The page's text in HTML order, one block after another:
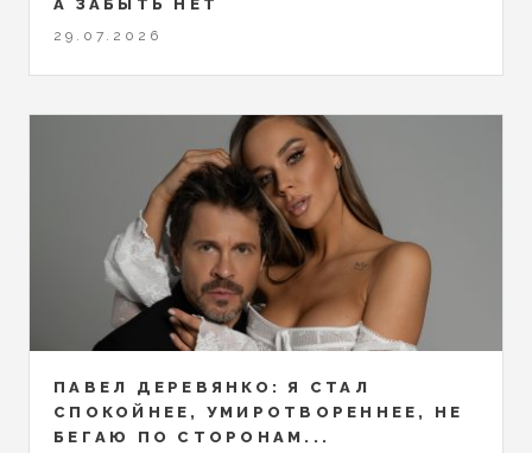
А ЗАБЫТЬ НЕТ
29.07.2026
ПАВЕЛ ДЕРЕВЯНКО: Я СТАЛ
СПОКОЙНЕЕ, УМИРОТВОРЕННЕЕ, НЕ
БЕГАЮ ПО СТОРОНАМ...